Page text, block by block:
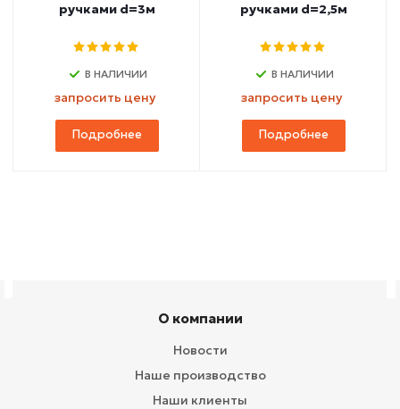
ручками d=3м
В НАЛИЧИИ
запросить цену
Подробнее
ручками d=2,5м
В НАЛИЧИИ
запросить цену
Подробнее
О компании
Новости
Наше производство
Наши клиенты